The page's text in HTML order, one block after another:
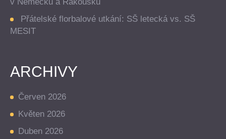
Přátelské florbalové utkání: SŠ letecká vs. SŠ
MESIT
ARCHIVY
Červen 2026
Květen 2026
Duben 2026